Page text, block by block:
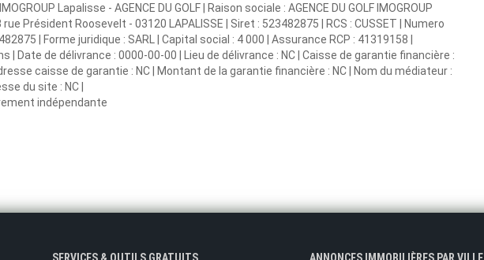
Lapalisse - AGENCE DU GOLF | Raison sociale : AGENCE DU GOLF IMOGROUP
rue Président Roosevelt - 03120 LAPALISSE | Siret : 523482875 | RCS : CUSSET | Numero
| Forme juridique : SARL | Capital social : 4 000 | Assurance RCP : 41319158 |
| Date de délivrance : 0000-00-00 | Lieu de délivrance : NC | Caisse de garantie financière :
caisse de garantie : NC | Montant de la garantie financière : NC | Nom du médiateur :
du site : NC |
indépendante